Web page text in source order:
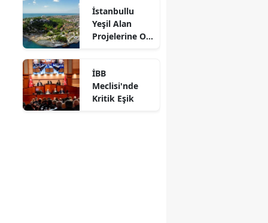
Eğitim Desteği
İstanbullu
Yeşil Alan
Projelerine Oy
İBB
Meclisi'nde
Kritik Eşik